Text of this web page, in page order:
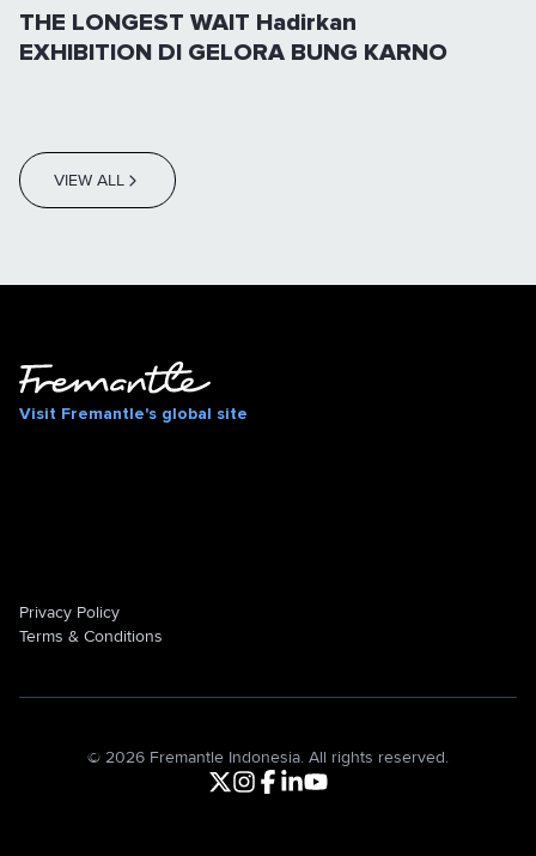
THE LONGEST WAIT Hadirkan
EXHIBITION DI GELORA BUNG KARNO
VIEW ALL
Visit Fremantle's global site
Privacy Policy
Terms & Conditions
© 2026 Fremantle Indonesia. All rights reserved.